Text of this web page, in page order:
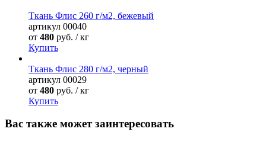
Ткань Флис 260 г/м2, бежевый
артикул 00040
от 480 руб. / кг
Купить
Ткань Флис 280 г/м2, черный
артикул 00029
от 480 руб. / кг
Купить
Вас также может заинтересовать